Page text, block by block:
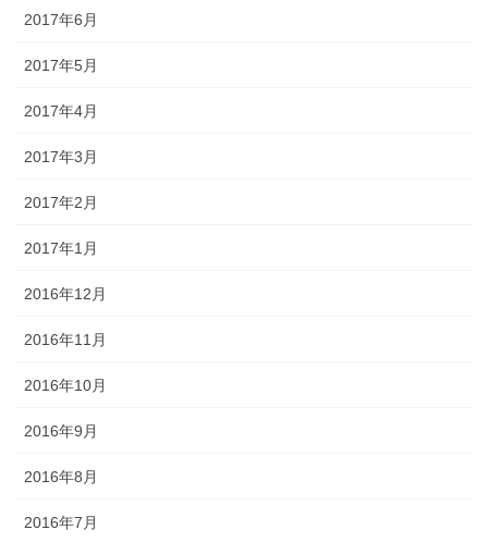
2017年6月
2017年5月
2017年4月
2017年3月
2017年2月
2017年1月
2016年12月
2016年11月
2016年10月
2016年9月
2016年8月
2016年7月